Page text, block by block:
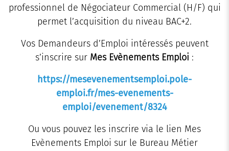
professionnel de Négociateur Commercial (H/F) qui
permet l’acquisition du niveau BAC+2.
Vos Demandeurs d’Emploi intéressés peuvent
s’inscrire sur Mes Evènements Emploi :
https://mesevenementsemploi.pole-
emploi.fr/mes-evenements-
emploi/evenement/8324
Ou vous pouvez les inscrire via le lien Mes
Evènements Emploi sur le Bureau Métier